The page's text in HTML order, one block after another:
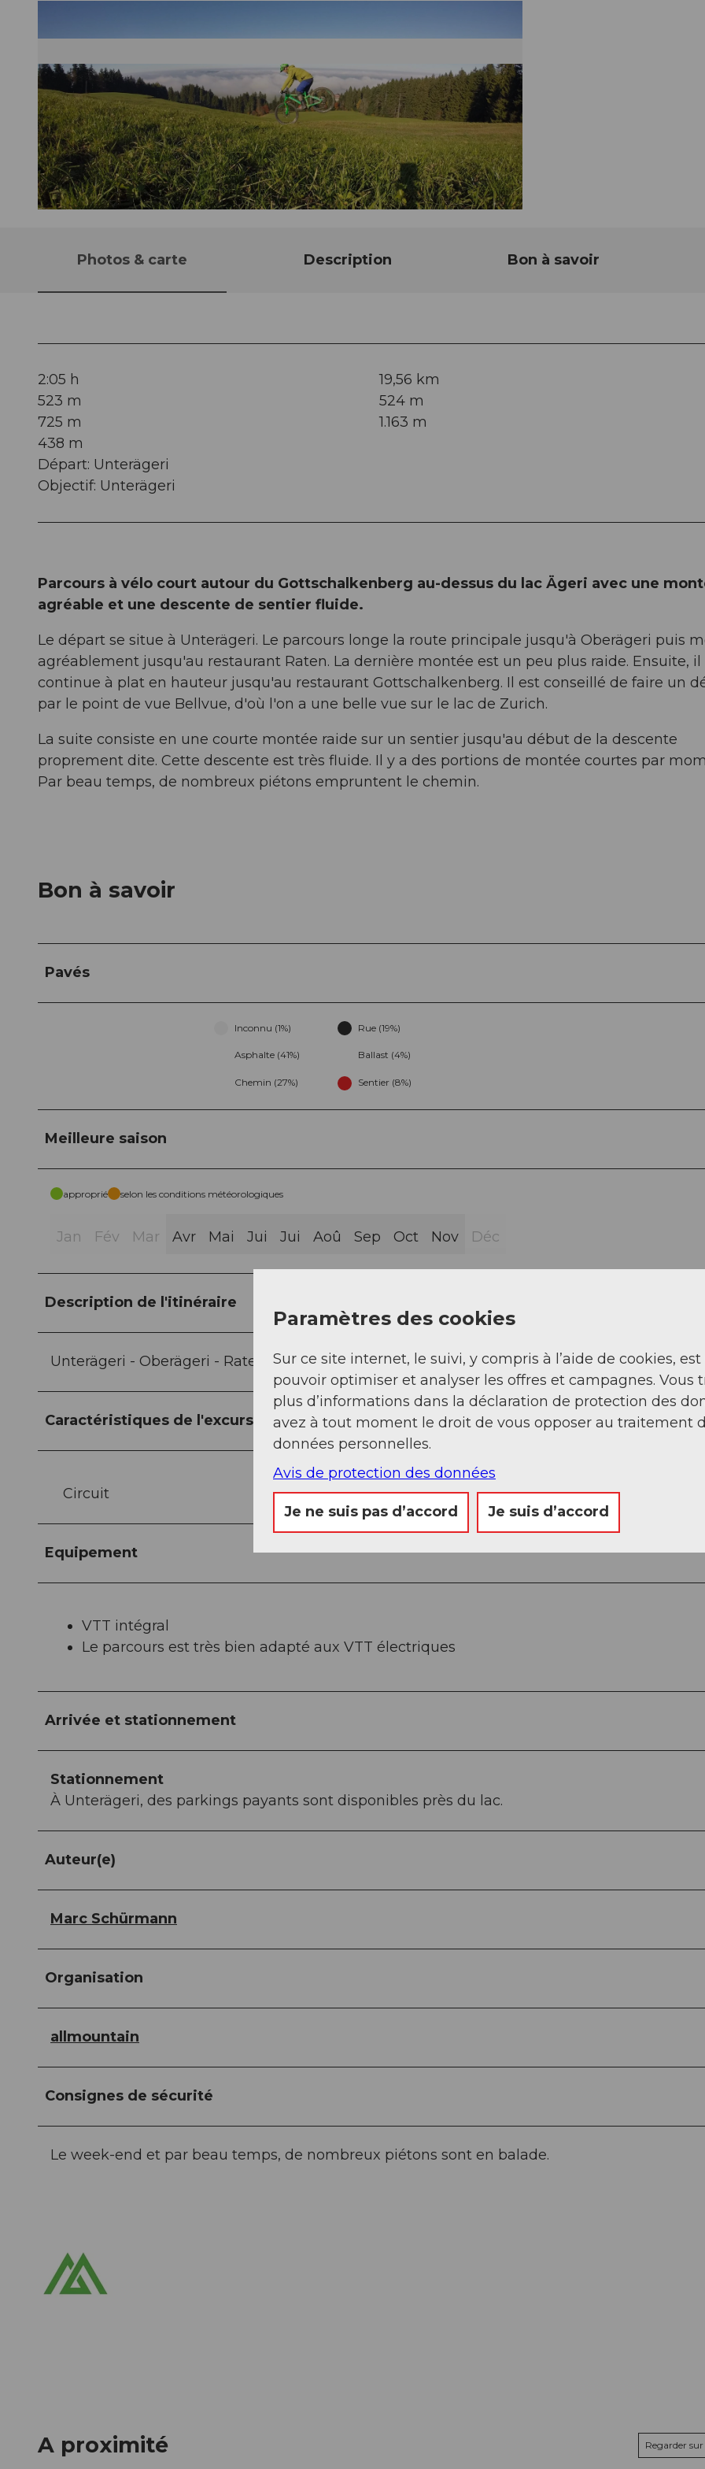
Photos & carte Description Bon à savoir
2:05 h
19,56 km
523 m
524 m
725 m
1.163 m
438 m
Départ: Unterägeri
Objectif: Unterägeri
Parcours à vélo court autour du Gottschalkenberg au-dessus du lac Ägeri avec une
agréable et une descente de sentier fluide.
Le départ se situe à Unterägeri. Le parcours longe la route principale jusqu'à Oberägeri puis
agréablement jusqu'au restaurant Raten. La dernière montée est un peu plus raide. Ensuite, il
continue à plat en hauteur jusqu'au restaurant Gottschalkenberg. Il est conseillé de faire un
par le point de vue Bellvue, d'où l'on a une belle vue sur le lac de Zurich.
La suite consiste en une courte montée raide sur un sentier jusqu'au début de la descente
proprement dite. Cette descente est très fluide. Il y a des portions de montée courtes par
Par beau temps, de nombreux piétons empruntent le chemin.
Bon à savoir
Pavés
Inconnu (1%) Rue (19%)
Asphalte (41%) Ballast (4%)
Chemin (27%) Sentier (8%)
Meilleure saison
approprié selon les conditions météorologiques
Jan Fév Mar Avr Mai Jui Jui Aoû Sep Oct Nov Déc
Description de l'itinéraire
Unterägeri - Oberägeri - Raten - Gottschalkenberg - Unterägeri
Caractéristiques de l'excursion
Circuit
Equipement
VTT intégral
Le parcours est très bien adapté aux VTT électriques
Arrivée et stationnement
Stationnement
À Unterägeri, des parkings payants sont disponibles près du lac.
Auteur(e)
Marc Schürmann
Organisation
allmountain
Consignes de sécurité
Le week-end et par beau temps, de nombreux piétons sont en balade.
A proximité Regarder
Paramètres des cookies
Sur ce site internet, le suivi, y compris à l’aide de cookies,
pouvoir optimiser et analyser les offres et campagnes. Vous
plus d’informations dans la déclaration de protection des
avez à tout moment le droit de vous opposer au traitement
données personnelles.
Avis de protection des données
Je ne suis pas d’accord Je suis d’accord